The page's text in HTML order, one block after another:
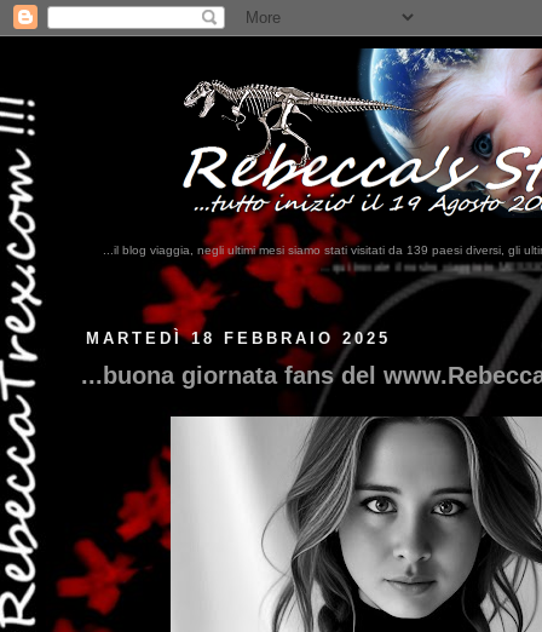
...il blog viaggia, negli ultimi mesi siamo stati visitati da 139 paesi diversi, gli
...qui trovate il nostro viaggio in MESSICO 2023...clikka qui !!!
MARTEDÌ 18 FEBBRAIO 2025
...buona giornata fans del